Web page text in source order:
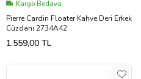
Kargo Bedava
Pierre Cardin Floater Kahve Deri Erkek
Cüzdanı 2734A42
1.559,00 TL